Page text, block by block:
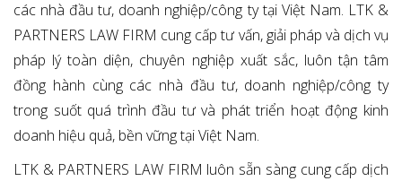
các nhà đầu tư, doanh nghiệp/công ty tại Việt Nam. LTK &
PARTNERS LAW FIRM cung cấp tư vấn, giải pháp và dịch vụ
pháp lý toàn diện, chuyên nghiệp xuất sắc, luôn tận tâm
đồng hành cùng các nhà đầu tư, doanh nghiệp/công ty
trong suốt quá trình đầu tư và phát triển hoạt động kinh
doanh hiệu quả, bền vững tại Việt Nam.
LTK & PARTNERS LAW FIRM luôn sẵn sàng cung cấp dịch